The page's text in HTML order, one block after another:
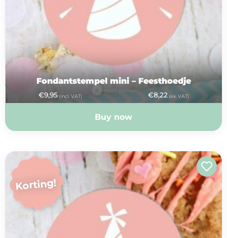
Fondantstempel mini – Feesthoedje
€9,95 (incl. VAT) €8,22 (ex. VAT)
Buy now
Korting!